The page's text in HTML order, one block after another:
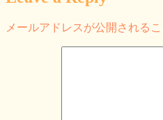
メールアドレスが公開されるこ